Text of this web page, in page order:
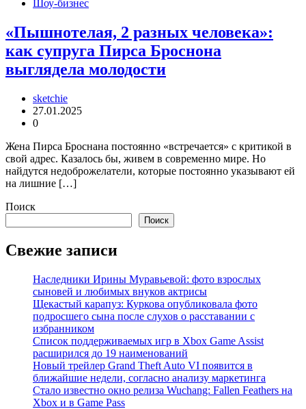
Шоу-бизнес
«Пышнотелая, 2 разных человека»:
как супруга Пирса Броснона
выглядела молодости
sketchie
27.01.2025
0
Жена Пирса Броснана постоянно «встречается» с критикой в
свой адрес. Казалось бы, живем в современно мире. Но
найдутся недоброжелатели, которые постоянно указывают ей
на лишние […]
Поиск
Поиск
Свежие записи
Наследники Ирины Муравьевой: фото взрослых
сыновей и любимых внуков актрисы
Щекастый карапуз: Куркова опубликовала фото
подросшего сына после слухов о расставании с
избранником
Список поддерживаемых игр в Xbox Game Assist
расширился до 19 наименований
Новый трейлер Grand Theft Auto VI появится в
ближайшие недели, согласно анализу маркетинга
Стало известно окно релиза Wuchang: Fallen Feathers на
Xbox и в Game Pass